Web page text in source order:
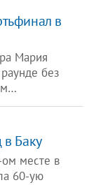
в
Мария
без
Баку
месте в
60-ую